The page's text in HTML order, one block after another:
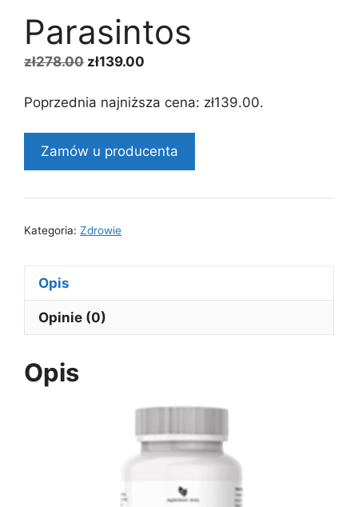
Parasintos
zł278.00 Pierwotna
wynosiła:
zł139.00
wynosi:
Poprzednia najniższa cena: zł139.00.
Zamów u producenta
Kategoria: Zdrowie
Opis
Opinie (0)
Opis